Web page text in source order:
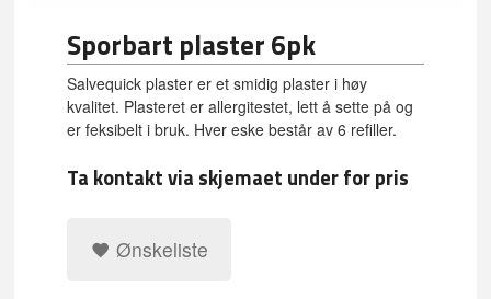
Sporbart plaster 6pk
Salvequick plaster er et smidig plaster i høy
kvalitet. Plasteret er allergitestet, lett å sette på og
er feksibelt i bruk. Hver eske består av 6 refiller.
Ta kontakt via skjemaet under for pris
Ønskeliste